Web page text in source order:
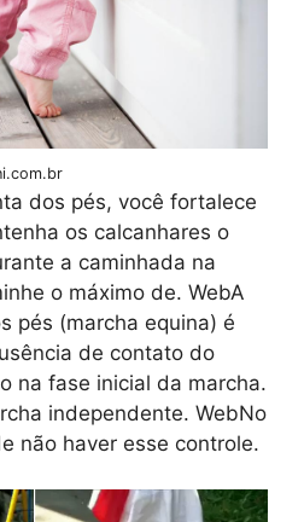
dos pés, você fortalece
os calcanhares o
a caminhada na
o máximo de. WebA
pés (marcha equina) é
de contato do
na fase inicial da marcha.
independente. WebNo
não haver esse controle.